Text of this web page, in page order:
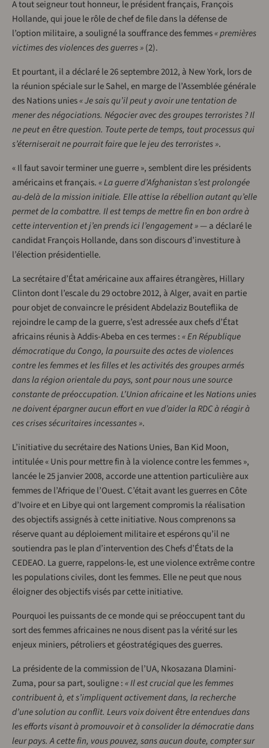
A tout seigneur tout honneur, le président français, François
Hollande, qui joue le rôle de chef de file dans la défense de
l’option militaire, a souligné la souffrance des femmes« premières
victimes des violences des guerres »(2).
Et pourtant, il a déclaré le 26 septembre 2012, à New York, lors de
la réunion spéciale sur le Sahel, en marge de l’Assemblée générale
des Nations unies« Je sais qu’il peut y avoir une tentation de
mener des négociations. Négocier avec des groupes terroristes ? Il
ne peut en être question. Toute perte de temps, tout processus qui
s’éterniserait ne pourrait faire que le jeu des terroristes ».
« Il faut savoir terminer une guerre », semblent dire les présidents
américains et français.« La guerre d’Afghanistan s’est prolongée
au-delà de la mission initiale. Elle attise la rébellion autant qu’elle
permet de la combattre. Il est temps de mettre fin en bon ordre à
cette intervention et j’en prends ici l’engagement »— a déclaré le
candidat François Hollande, dans son discours d’investiture à
l’élection présidentielle.
La secrétaire d’État américaine aux affaires étrangères, Hillary
Clinton dont l’escale du 29 octobre 2012, à Alger, avait en partie
pour objet de convaincre le président Abdelaziz Bouteflika de
rejoindre le camp de la guerre, s’est adressée aux chefs d’État
africains réunis à Addis-Abeba en ces termes :« En République
démocratique du Congo, la poursuite des actes de violences
contre les femmes et les filles et les activités des groupes armés
dans la région orientale du pays, sont pour nous une source
constante de préoccupation. L’Union africaine et les Nations unies
ne doivent épargner aucun effort en vue d’aider la RDC à réagir à
ces crises sécuritaires incessantes ».
L’initiative du secrétaire des Nations Unies, Ban Kid Moon,
intitulée « Unis pour mettre fin à la violence contre les femmes »,
lancée le 25 janvier 2008, accorde une attention particulière aux
femmes de l’Afrique de l’Ouest. C’était avant les guerres en Côte
d’Ivoire et en Libye qui ont largement compromis la réalisation
des objectifs assignés à cette initiative. Nous comprenons sa
réserve quant au déploiement militaire et espérons qu’il ne
soutiendra pas le plan d’intervention des Chefs d’États de la
CEDEAO. La guerre, rappelons-le, est une violence extrême contre
les populations civiles, dont les femmes. Elle ne peut que nous
éloigner des objectifs visés par cette initiative.
Pourquoi les puissants de ce monde qui se préoccupent tant du
sort des femmes africaines ne nous disent pas la vérité sur les
enjeux miniers, pétroliers et géostratégiques des guerres.
La présidente de la commission de l’UA, Nkosazana Dlamini-
Zuma, pour sa part, souligne :« Il est crucial que les femmes
contribuent à, et s’impliquent activement dans, la recherche
d’une solution au conflit. Leurs voix doivent être entendues dans
les efforts visant à promouvoir et à consolider la démocratie dans
leur pays. A cette fin, vous pouvez, sans aucun doute, compter sur